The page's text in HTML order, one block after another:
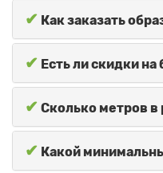
✔ Как заказать
✔ Есть ли скидки
✔ Сколько метров в
✔ Какой